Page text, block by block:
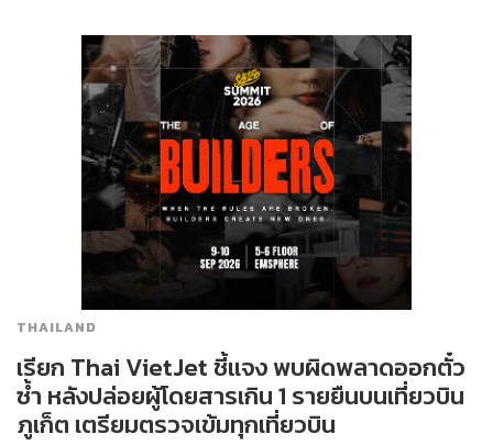
THAILAND
เรียก Thai VietJet ชี้แจง พบผิดพลาดออกตั๋ว
ซ้ำ หลังปล่อยผู้โดยสารเกิน 1 รายยืนบนเที่ยวบิน
ภูเก็ต เตรียมตรวจเข้มทุกเที่ยวบิน